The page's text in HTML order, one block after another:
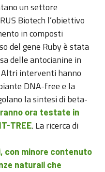
un settore
Biotech l’obiettivo
in composti
del gene Ruby è stata
delle antocianine in
interventi hanno
DNA-free e la
la sintesi di beta-
ora testate in
TREE. La ricerca di
con minore contenuto
naturali che